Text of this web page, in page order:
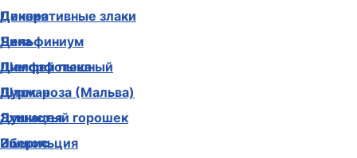
Декоративные злаки
Дельфиниум
Диморфотека
Дурман
Душистый горошек
Иберис
Цинния
Чина
Шалфей пышный
Шток-роза (Мальва)
Эхинацея
Эшшольция